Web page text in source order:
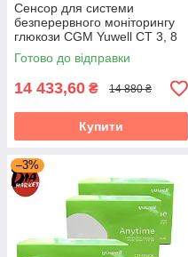
Сенсор для системи
безперервного моніторингу
глюкози CGM Yuwell CT 3, 8
пак.
Готово до відправки
14 433,60 ₴ 14 880 ₴
Купити
–3%